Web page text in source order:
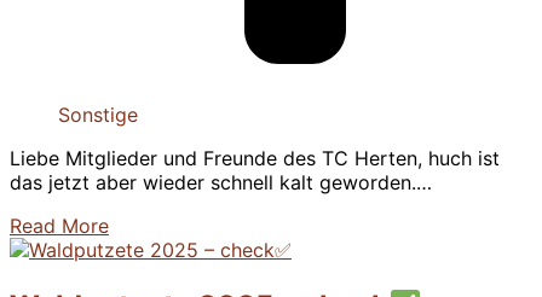
Sonstige
Liebe Mitglieder und Freunde des TC Herten, huch ist
das jetzt aber wieder schnell kalt geworden.…
Read More